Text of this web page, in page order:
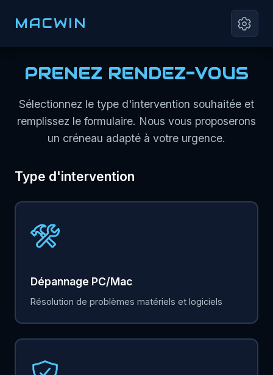
MACWIN
PRENEZ RENDEZ-VOUS
Sélectionnez le type d'intervention souhaitée et
remplissez le formulaire. Nous vous proposerons
un créneau adapté à votre urgence.
Type d'intervention
Dépannage PC/Mac
Résolution de problèmes matériels et logiciels